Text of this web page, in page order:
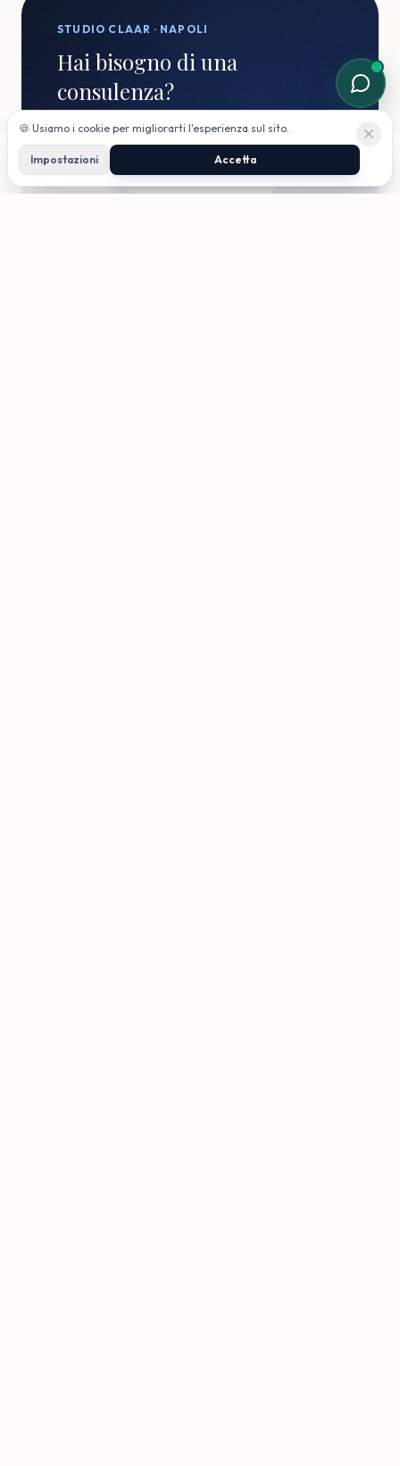
STUDIO CLAAR · NAPOLI
Hai bisogno di una
consulenza?
I nostri specialisti sono a tua disposizione. Prenota
una visita online oppure scrivici su WhatsApp.
Prenota Visita
Chiama Prenota Ora
🍪 Usiamo i cookie per migliorarti l'esperienza sul sito.
Impostazioni Accetta